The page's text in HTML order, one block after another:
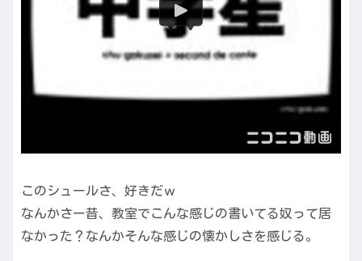
このシュールさ、好きだｗ
なんかさー昔、教室でこんな感じの書いてる奴って居
なかった？なんかそんな感じの懐かしさを感じる。